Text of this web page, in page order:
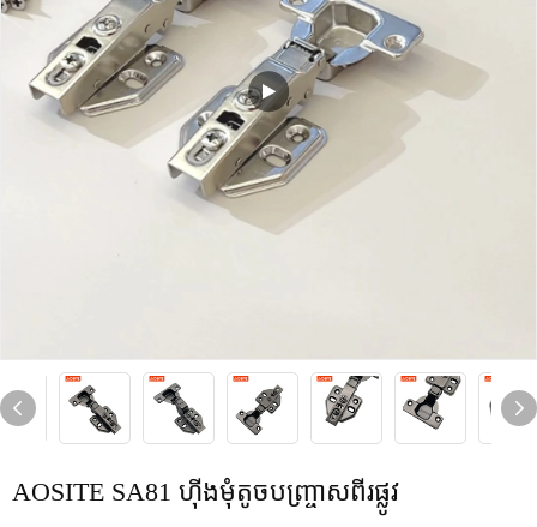
AOSITE SA81 ហ៊ីងមុំតូចបញ្ច្រាសពីរផ្លូវ